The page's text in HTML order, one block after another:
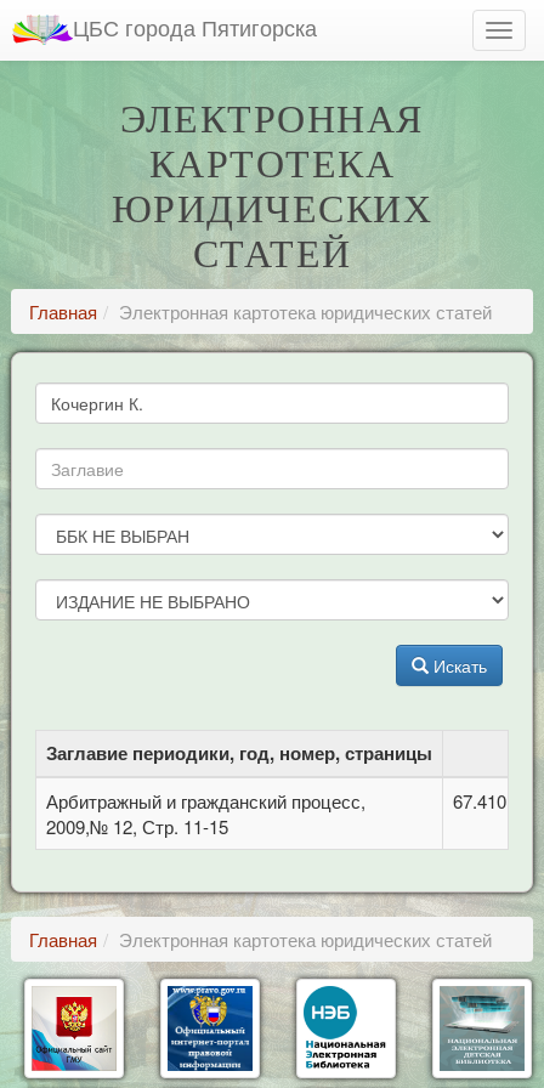
ЦБС города Пятигорска
ЭЛЕКТРОННАЯ
КАРТОТЕКА
ЮРИДИЧЕСКИХ
СТАТЕЙ
Главная Электронная картотека юридических статей
Искать
Заглавие периодики, год, номер, страницы
Арбитражный и гражданский процесс,
2009,№ 12, Стр. 11-15
67.410
Главная Электронная картотека юридических статей